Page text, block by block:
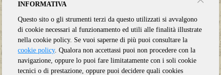
INFORMATIVA
Questo sito o gli strumenti terzi da questo utilizzati si avvalgono
di cookie necessari al funzionamento ed utili alle finalità illustrate
nella cookie policy. Se vuoi saperne di più puoi consultare la
cookie policy. Qualora non accettassi puoi non procedere con la
navigazione, oppure lo puoi fare limitatamente con i soli cookie
tecnici o di prestazione, oppure puoi decidere quali cookies